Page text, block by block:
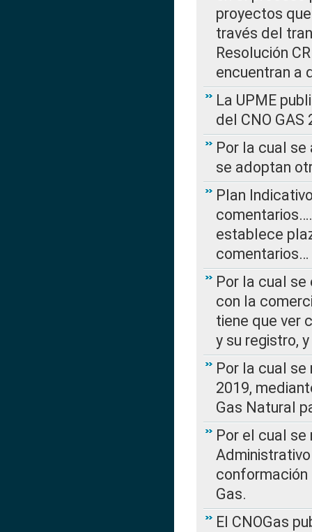
proyectos
través del
Resolución
encuentran a
La UPME
del CNO
Por la cual
se adoptan
Plan
establece
comentarios…
Por la cual
con la
tiene que ver
y su registro,
Por la cual
2019,
Gas Natural
Por el cual
conformación
Gas.
El CNOGas